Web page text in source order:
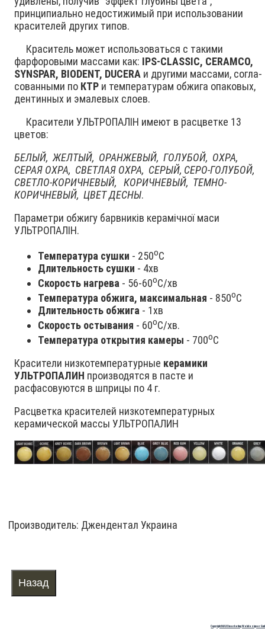
принципиально недостижимый при использовании
красителей других типов.
Краситель может использоваться с такими
фарфоровыми массами как: IPS-CLASSIC, CERAMCO,
SYNSPAR, BIODENT, DUCERA и другими массами, согла-
сованными по КТР и температурам обжига опаковых,
дентинных и эмалевых слоев.
Красители УЛЬТРОПАЛІН имеют в расцветке 13
цветов:
БЕЛЫЙ, ЖЕЛТЫЙ, ОРАНЖЕВЫЙ, ГОЛУБОЙ, ОХРА,
СЕРАЯ ОХРА, СВЕТЛАЯ ОХРА, СЕРЫЙ, СЕРО-ГОЛУБОЙ,
СВЕТЛО-КОРИЧНЕВЫЙ, КОРИЧНЕВЫЙ, ТЕМНО-
КОРИЧНЕВЫЙ, ЦВЕТ ДЕСНЫ.
Параметри обжигу барвників керамічної маси
УЛЬТРОПАЛІН.
Температура сушки - 250оС
Длительность сушки - 4хв
Скорость нагрева - 56-60оС/хв
Температура обжига, максимальная - 850оС
Длительность обжига - 1хв
Скорость остывания - 60оС/хв.
Температура открытия камеры - 700оС
Красители низкотемпературные керамики
УЛЬТРОПАЛИН производятся в пасте и
расфасовуются в шприцы по 4 г.
Расцветка красителей низкотемпературных
керамической массы УЛЬТРОПАЛИН
Производитель: Джендентал Украина
Copyright MAXXmarketing Webdesigner